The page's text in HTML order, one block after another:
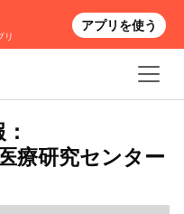
療研究センター
リ
アプリを使う